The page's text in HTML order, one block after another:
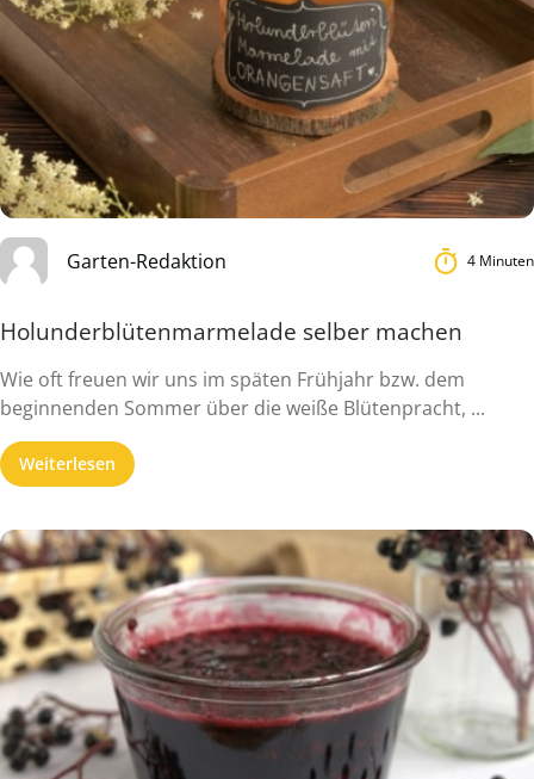
Garten-Redaktion 4 Minuten
Holunderblütenmarmelade selber machen
Wie oft freuen wir uns im späten Frühjahr bzw. dem
beginnenden Sommer über die weiße Blütenpracht, ...
Weiterlesen